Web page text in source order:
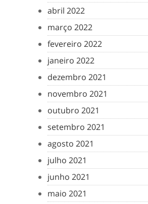
abril 2022
março 2022
fevereiro 2022
janeiro 2022
dezembro 2021
novembro 2021
outubro 2021
setembro 2021
agosto 2021
julho 2021
junho 2021
maio 2021